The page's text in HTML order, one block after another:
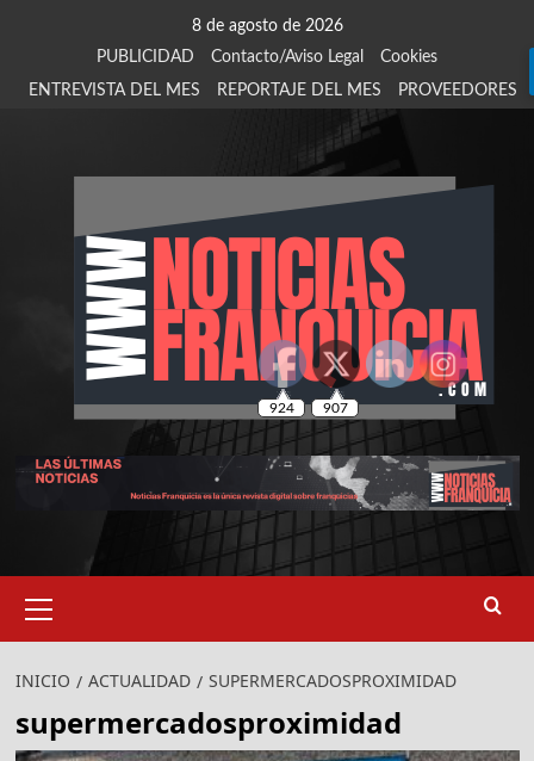
8 de agosto de 2026
PUBLICIDAD
Contacto/Aviso Legal
Cookies
ENTREVISTA DEL MES
REPORTAJE DEL MES PROVEEDORES
primario
INICIO ACTUALIDAD SUPERMERCADOSPROXIMIDAD
supermercadosproximidad
924 907